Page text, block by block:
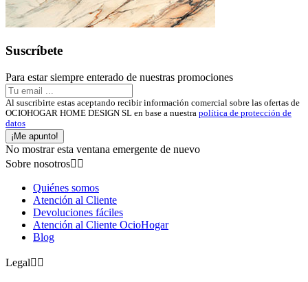
Suscríbete
Para estar siempre enterado de nuestras promociones
Al suscribirte estas aceptando recibir información comercial sobre las ofertas de
OCIOHOGAR HOME DESIGN SL en base a nuestra política de protección de
datos
¡Me apunto!
No mostrar esta ventana emergente de nuevo
Sobre nosotros 
Quiénes somos
Atención al Cliente
Devoluciones fáciles
Atención al Cliente OcioHogar
Blog
Legal 